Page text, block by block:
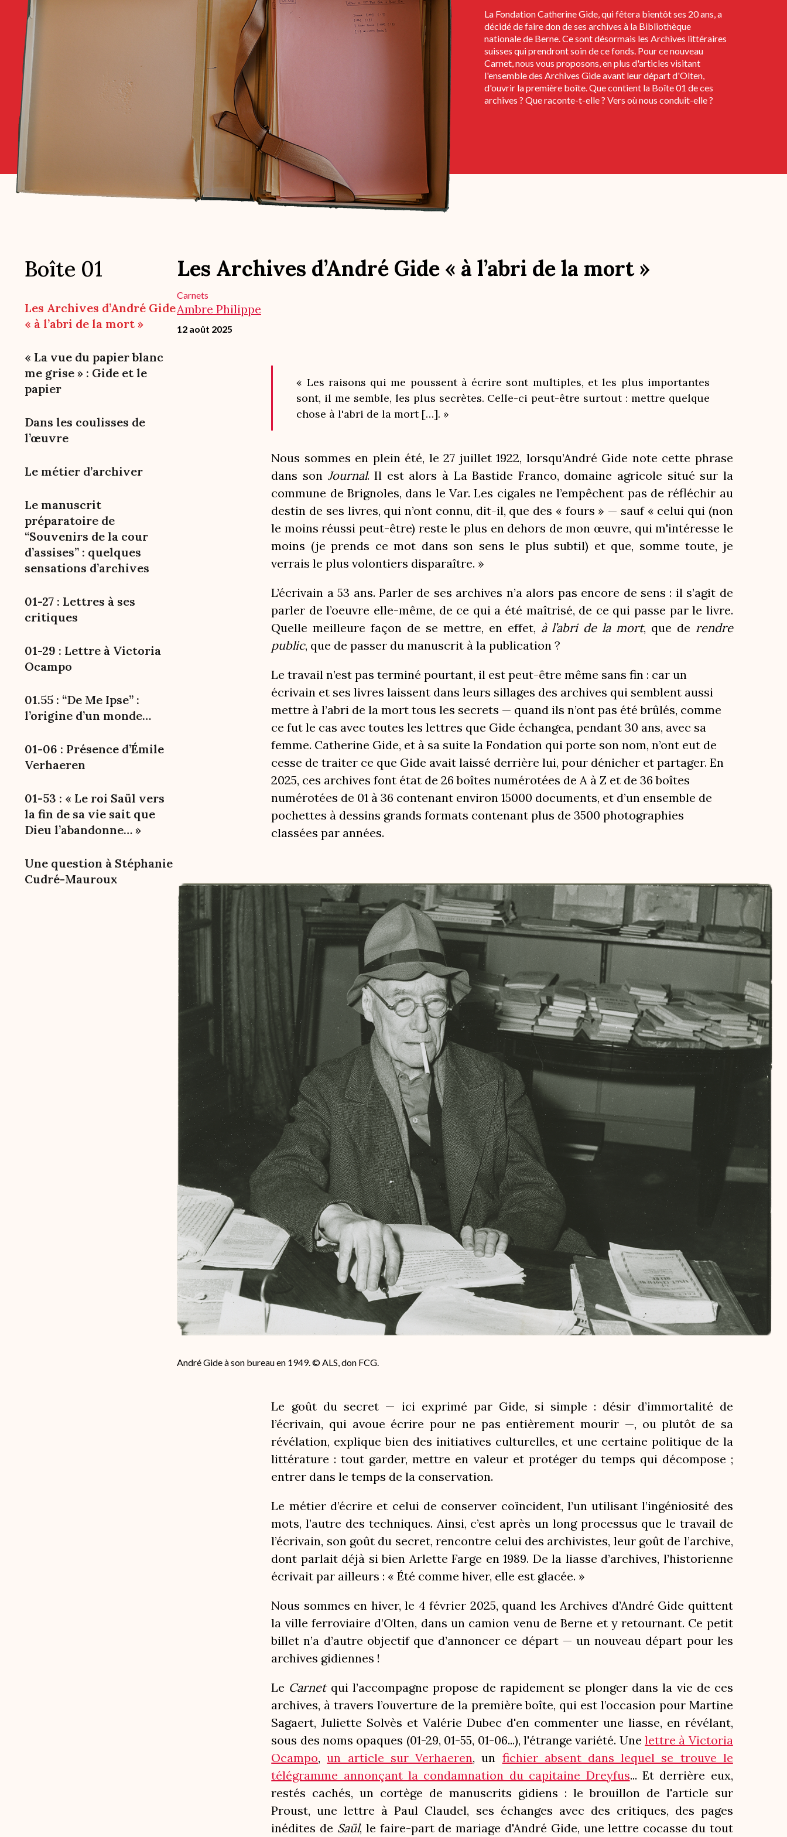
La Fondation Catherine Gide, qui fêtera bientôt ses 20 ans, a
décidé de faire don de ses archives à la Bibliothèque
nationale de Berne. Ce sont désormais les Archives littéraires
suisses qui prendront soin de ce fonds. Pour ce nouveau
Carnet, nous vous proposons, en plus d'articles visitant
l'ensemble des Archives Gide avant leur départ d'Olten,
d'ouvrir la première boîte. Que contient la Boîte 01 de ces
archives ? Que raconte-t-elle ? Vers où nous conduit-elle ?
Boîte 01
Les Archives d’André Gide
« à l’abri de la mort »
« La vue du papier blanc
me grise » : Gide et le
papier
Dans les coulisses de
l’œuvre
Le métier d’archiver
Le manuscrit
préparatoire de
“Souvenirs de la cour
d’assises” : quelques
sensations d’archives
01-27 : Lettres à ses
critiques
01-29 : Lettre à Victoria
Ocampo
01.55 : “De Me Ipse” :
l’origine d’un monde…
01-06 : Présence d’Émile
Verhaeren
01-53 : « Le roi Saül vers
la fin de sa vie sait que
Dieu l’abandonne… »
Une question à Stéphanie
Cudré-Mauroux
Les Archives d’André Gide « à l’abri de la mort »
Carnets
Ambre Philippe
12 août 2025
« Les raisons qui me poussent à écrire sont multiples, et les plus importantes
sont, il me semble, les plus secrètes. Celle-ci peut-être surtout : mettre quelque
chose à l'abri de la mort […]. »
Nous sommes en plein été, le 27 juillet 1922, lorsqu’André Gide note cette phrase
dans son Journal. Il est alors à La Bastide Franco, domaine agricole situé sur la
commune de Brignoles, dans le Var. Les cigales ne l’empêchent pas de réfléchir au
destin de ses livres, qui n’ont connu, dit-il, que des « fours » — sauf « celui qui (non
le moins réussi peut-être) reste le plus en dehors de mon œuvre, qui m'intéresse le
moins (je prends ce mot dans son sens le plus subtil) et que, somme toute, je
verrais le plus volontiers disparaître. »
L’écrivain a 53 ans. Parler de ses archives n’a alors pas encore de sens : il s’agit de
parler de l’oeuvre elle-même, de ce qui a été maîtrisé, de ce qui passe par le livre.
Quelle meilleure façon de se mettre, en effet, à l’abri de la mort, que de rendre
public, que de passer du manuscrit à la publication ?
Le travail n’est pas terminé pourtant, il est peut-être même sans fin : car un
écrivain et ses livres laissent dans leurs sillages des archives qui semblent aussi
mettre à l’abri de la mort tous les secrets — quand ils n’ont pas été brûlés, comme
ce fut le cas avec toutes les lettres que Gide échangea, pendant 30 ans, avec sa
femme. Catherine Gide, et à sa suite la Fondation qui porte son nom, n’ont eut de
cesse de traiter ce que Gide avait laissé derrière lui, pour dénicher et partager. En
2025, ces archives font état de 26 boîtes numérotées de A à Z et de 36 boîtes
numérotées de 01 à 36 contenant environ 15000 documents, et d’un ensemble de
pochettes à dessins grands formats contenant plus de 3500 photographies
classées par années.
Image
André Gide à son bureau en 1949. © ALS, don FCG.
Le goût du secret — ici exprimé par Gide, si simple : désir d’immortalité de
l’écrivain, qui avoue écrire pour ne pas entièrement mourir —, ou plutôt de sa
révélation, explique bien des initiatives culturelles, et une certaine politique de la
littérature : tout garder, mettre en valeur et protéger du temps qui décompose ;
entrer dans le temps de la conservation.
Le métier d’écrire et celui de conserver coïncident, l’un utilisant l’ingéniosité des
mots, l’autre des techniques. Ainsi, c’est après un long processus que le travail de
l’écrivain, son goût du secret, rencontre celui des archivistes, leur goût de l’archive,
dont parlait déjà si bien Arlette Farge en 1989. De la liasse d’archives, l’historienne
écrivait par ailleurs : « Été comme hiver, elle est glacée. »
Nous sommes en hiver, le 4 février 2025, quand les Archives d’André Gide quittent
la ville ferroviaire d’Olten, dans un camion venu de Berne et y retournant. Ce petit
billet n’a d’autre objectif que d’annoncer ce départ — un nouveau départ pour les
archives gidiennes !
Le Carnetqui l’accompagne propose de rapidement se plonger dans la vie de ces
archives, à travers l’ouverture de la première boîte, qui est l’occasion pour Martine
Sagaert, Juliette Solvès et Valérie Dubec d'en commenter une liasse, en révélant,
sous des noms opaques (01-29, 01-55, 01-06...), l'étrange variété. Unelettre à Victoria
Ocampo,un article sur Verhaeren, un fichier absent dans lequel se trouve le
télégramme annonçant la condamnation du capitaine Dreyfus... Et derrière eux,
restés cachés, un cortège de manuscrits gidiens : le brouillon de l'article sur
Proust, une lettre à Paul Claudel, ses échanges avec des critiques, des pages
inédites de Saül, le faire-part de mariage d'André Gide, une lettre cocasse du tout